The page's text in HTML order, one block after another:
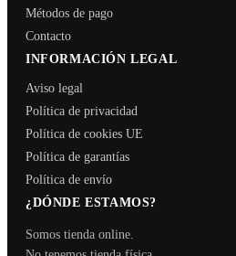
Métodos de pago
Contacto
INFORMACIÓN LEGAL
Aviso legal
Política de privacidad
Política de cookies UE
Política de garantías
Política de envío
¿DÓNDE ESTAMOS?
Somos tienda online.